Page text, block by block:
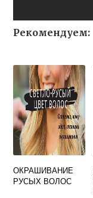
Рекомендуем:
ОКРАШИВАНИЕ
РУСЫХ ВОЛОС